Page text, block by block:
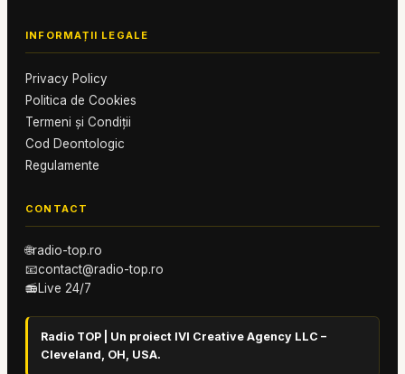
INFORMAȚII LEGALE
Privacy Policy
Politica de Cookies
Termeni și Condiții
Cod Deontologic
Regulamente
CONTACT
🌐radio-top.ro
📧contact@radio-top.ro
📻Live 24/7
Radio TOP | Un proiect IVI Creative Agency LLC –
Cleveland, OH, USA.